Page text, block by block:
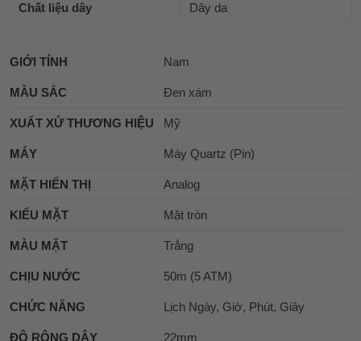
Chất liệu dây
Dây da
GIỚI TÍNH Nam
MÀU SẮC Đen xám
XUẤT XỨ THƯƠNG HIỆU Mỹ
MÁY Máy Quartz (Pin)
MẶT HIỂN THỊ Analog
KIỂU MẶT Mặt tròn
MÀU MẶT Trắng
CHỊU NƯỚC 50m (5 ATM)
CHỨC NĂNG Lịch Ngày, Giờ, Phút, Giây
ĐỘ RỘNG DÂY 22mm